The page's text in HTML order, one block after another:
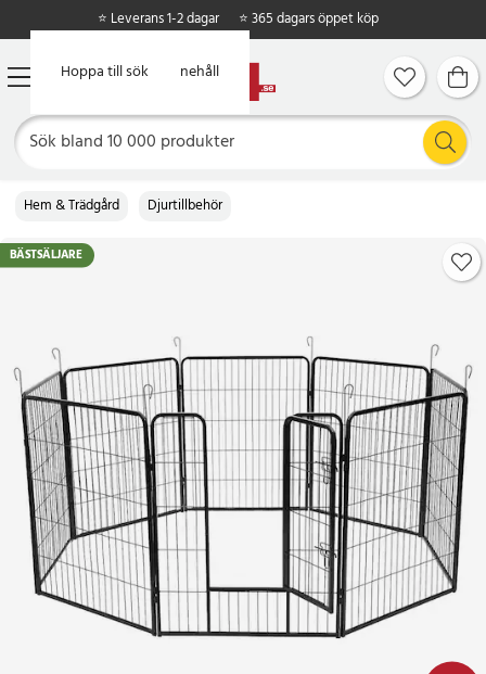
Hoppa till huvudinnehåll
Hoppa till sök
⭐ Leverans 1-2 dagar ⭐ 365 dagars öppet köp
Hem & Trädgård Djurtillbehör
BÄSTSÄLJARE